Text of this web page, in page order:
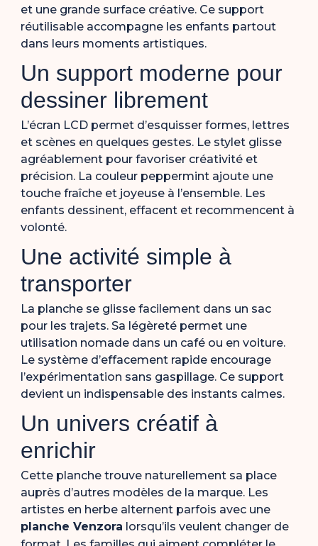
et une grande surface créative. Ce support
réutilisable accompagne les enfants partout
dans leurs moments artistiques.
Un support moderne pour
dessiner librement
L’écran LCD permet d’esquisser formes, lettres
et scènes en quelques gestes. Le stylet glisse
agréablement pour favoriser créativité et
précision. La couleur peppermint ajoute une
touche fraîche et joyeuse à l’ensemble. Les
enfants dessinent, effacent et recommencent à
volonté.
Une activité simple à
transporter
La planche se glisse facilement dans un sac
pour les trajets. Sa légèreté permet une
utilisation nomade dans un café ou en voiture.
Le système d’effacement rapide encourage
l’expérimentation sans gaspillage. Ce support
devient un indispensable des instants calmes.
Un univers créatif à
enrichir
Cette planche trouve naturellement sa place
auprès d’autres modèles de la marque. Les
artistes en herbe alternent parfois avec une
planche Venzora lorsqu’ils veulent changer de